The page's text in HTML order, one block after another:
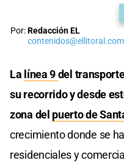
Por:Redacción EL
contenidos@ellitoral.com
La línea 9del
su recorrido y desde
zona del puerto de
crecimiento donde se
residenciales y